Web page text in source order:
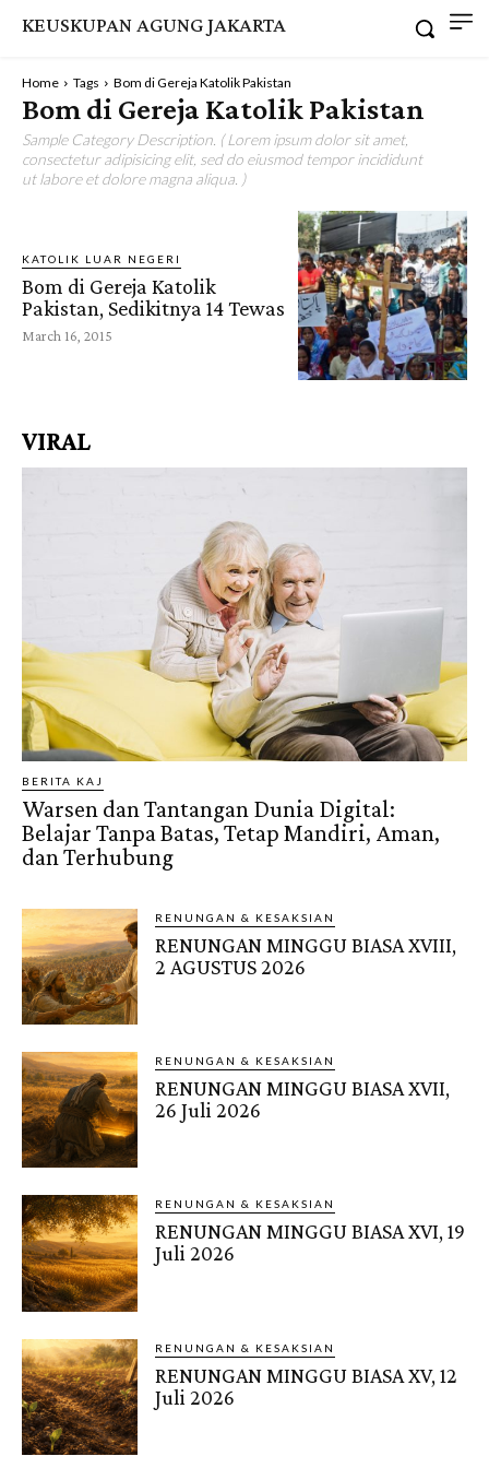
KEUSKUPAN AGUNG JAKARTA
Home Tags Bom di Gereja Katolik Pakistan
Bom di Gereja Katolik Pakistan
Sample Category Description. ( Lorem ipsum dolor sit amet,
consectetur adipisicing elit, sed do eiusmod tempor incididunt
ut labore et dolore magna aliqua. )
KATOLIK LUAR NEGERI
Bom di Gereja Katolik
Pakistan, Sedikitnya 14 Tewas
March 16, 2015
VIRAL
BERITA KAJ
Warsen dan Tantangan Dunia Digital:
Belajar Tanpa Batas, Tetap Mandiri, Aman,
dan Terhubung
RENUNGAN & KESAKSIAN
RENUNGAN MINGGU BIASA XVIII,
2 AGUSTUS 2026
RENUNGAN & KESAKSIAN
RENUNGAN MINGGU BIASA XVII,
26 Juli 2026
RENUNGAN & KESAKSIAN
RENUNGAN MINGGU BIASA XVI, 19
Juli 2026
RENUNGAN & KESAKSIAN
RENUNGAN MINGGU BIASA XV, 12
Juli 2026